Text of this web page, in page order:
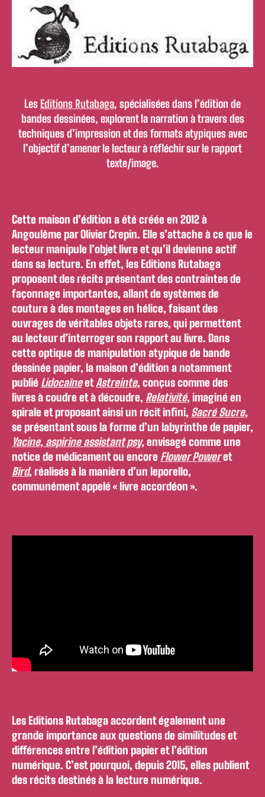
Les Editions Rutabaga, spécialisées dans l’édition de
bandes dessinées, explorent la narration à travers des
techniques d’impression et des formats atypiques avec
l’objectif d’amener le lecteur à réfléchir sur le rapport
texte/image.
Cette maison d’édition a été créée en 2012 à
Angoulême par Olivier Crepin. Elle s’attache à ce que le
lecteur manipule l’objet livre et qu’il devienne actif
dans sa lecture. En effet, les Editions Rutabaga
proposent des récits présentant des contraintes de
façonnage importantes, allant de systèmes de
couture à des montages en hélice, faisant des
ouvrages de véritables objets rares, qui permettent
au lecteur d’interroger son rapport au livre. Dans
cette optique de manipulation atypique de bande
dessinée papier, la maison d’édition a notamment
publié LidocaïneetAstreinte, conçus comme des
livres à coudre et à découdre, Relativité, imaginé en
spirale et proposant ainsi un récit infini, Sacré Sucre,
se présentant sous la forme d’un labyrinthe de papier,
Yacine, aspirine assistant psy,envisagé comme une
notice de médicament ou encore Flower Poweret
Bird, réalisés à la manière d’un leporello,
communément appelé « livre accordéon ».
Les Editions Rutabaga accordent également une
grande importance aux questions de similitudes et
différences entre l’édition papier et l’édition
numérique. C’est pourquoi, depuis 2015, elles publient
des récits destinés à la lecture numérique.